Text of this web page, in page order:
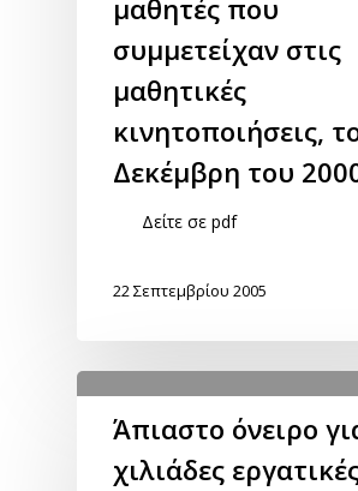
μαθητές που
συμμετείχαν στις
μαθητικές
κινητοποιήσεις,
Δεκέμβρη του
Δείτε σε pdf
22 Σεπτεμβρίου 2005
Άπιαστο όνειρο
χιλιάδες